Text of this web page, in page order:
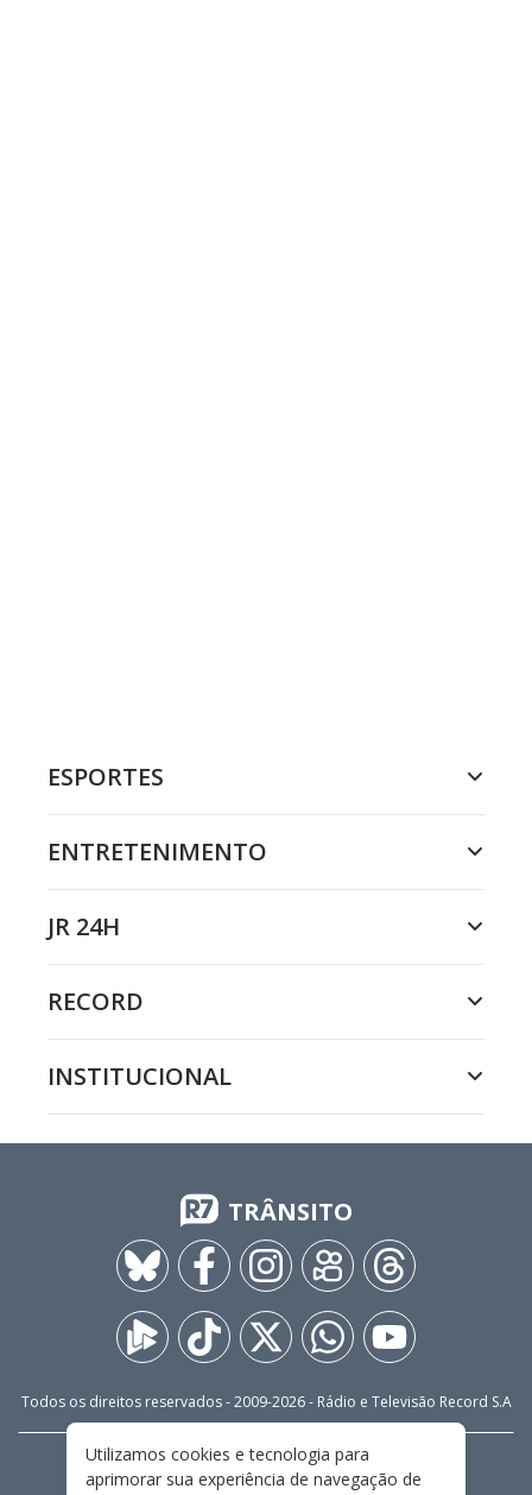
ESPORTES
ENTRETENIMENTO
JR 24H
RECORD
INSTITUCIONAL
TRÂNSITO
Todos os direitos reservados - 2009-2026- Rádio e Televisão Record S.A
FALE CONOSCO
PRIVACIDADE
Utilizamos cookies e tecnologia para
aprimorar sua experiência de navegação de